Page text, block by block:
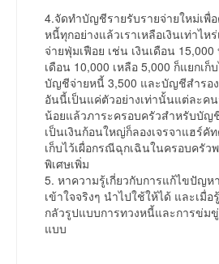
4.จัดทำบัญชีรายรับรายจ่ายใหม่เพื่อ
หนี้ทุกอย่างแล้วเราเหลือเงินเท่าไห
จ่ายฟุ่มเฟือย เช่น เงินเดือน
เดือน 10,000 เหลือ 5,000 ก็แยกเ
บัญชีจ่ายหนี้ 3,500 และบัญชีสำรอง
อันนี้เป็นแค่ตัวอย่างเท่านั้นแต่ละคน
น้อยแล้วภาระครอบครัวสำหรับบัญ
เป็นเงินก้อนใหญ่ก็ลองเจรจาแฮร์
เก็บไว้เผื่อกรณีฉุกเฉินในครอบครัว
พิเศษเพิ่ม
5. หาความรู้เกี่ยวกับการแก้ไขปัญห
เข้าใจจริงๆ นำไปใช้ให้ได้ และเมื่อ
กลัวรูปแบบการทวงหนี้และการข่ม
แบบ